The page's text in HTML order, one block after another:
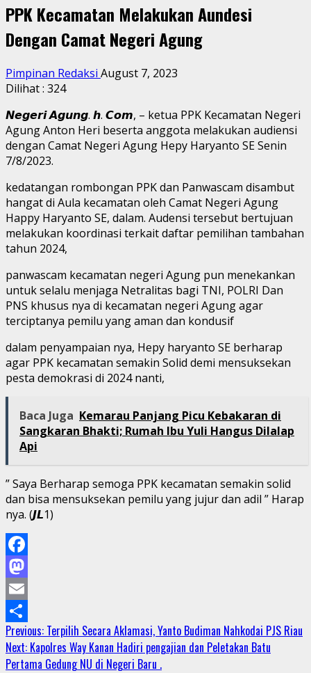
PPK Kecamatan Melakukan Aundesi
Dengan Camat Negeri Agung
Pimpinan Redaksi August 7, 2023
Dilihat : 324
𝙉𝙚𝙜𝙚𝙧𝙞 𝘼𝙜𝙪𝙣𝙜. 𝙝. 𝘾𝙤𝙢, – ketua PPK Kecamatan Negeri
Agung Anton Heri beserta anggota melakukan audiensi
dengan Camat Negeri Agung Hepy Haryanto SE Senin
7/8/2023.
kedatangan rombongan PPK dan Panwascam disambut
hangat di Aula kecamatan oleh Camat Negeri Agung
Happy Haryanto SE, dalam. Audensi tersebut bertujuan
melakukan koordinasi terkait daftar pemilihan tambahan
tahun 2024,
panwascam kecamatan negeri Agung pun menekankan
untuk selalu menjaga Netralitas bagi TNI, POLRI Dan
PNS khusus nya di kecamatan negeri Agung agar
terciptanya pemilu yang aman dan kondusif
dalam penyampaian nya, Hepy haryanto SE berharap
agar PPK kecamatan semakin Solid demi mensuksekan
pesta demokrasi di 2024 nanti,
Baca Juga Kemarau Panjang Picu Kebakaran di
Sangkaran Bhakti; Rumah Ibu Yuli Hangus Dilalap
Api
” Saya Berharap semoga PPK kecamatan semakin solid
dan bisa mensuksekan pemilu yang jujur dan adil ” Harap
nya. (𝙅𝙇1)
Facebook
Mastodon
Email
Share
Continue
Reading
Previous: Terpilih Secara Aklamasi, Yanto Budiman Nahkodai PJS Riau
Next: Kapolres Way Kanan Hadiri pengajian dan Peletakan Batu
Pertama Gedung NU di Negeri Baru .